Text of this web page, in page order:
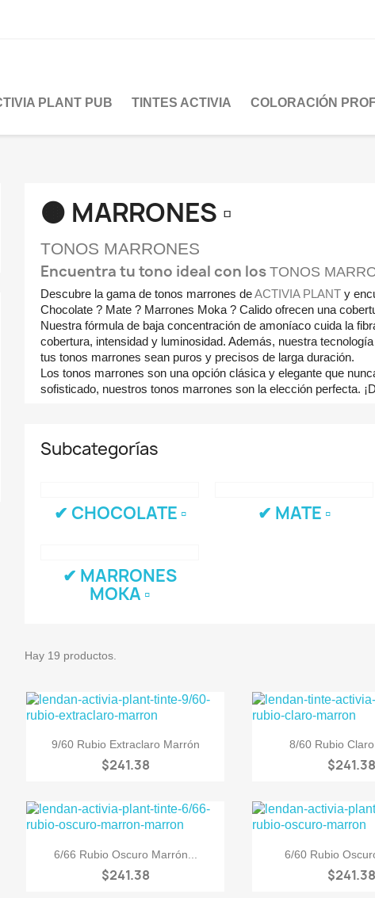
PLANT PUB TINTES ACTIVIA COLORACIÓN
🟤 MARRONES ▫
TONOS MARRONES
Encuentra tu tono ideal con los TONOS
Descubre la gama de tonos marrones deACTIVIA PLANT y
Chocolate ? Mate ? Marrones Moka ? Calido ofrecen una
Nuestra fórmula de baja concentración de amoníaco cuida la
cobertura, intensidad y luminosidad. Además, nuestra tecnología
tus tonos marrones sean puros y precisos de larga duración.
Los tonos marrones son una opción clásica y elegante que
sofisticado, nuestros tonos marrones son la elección perfecta.
Subcategorías
✔ CHOCOLATE ▫ ✔ MATE ▫
✔ MARRONES
MOKA ▫
Hay 19 productos.
 Vista rápida
9/60 Rubio Extraclaro Marrón
$241.38
 Vista
8/60 Rubio
$241.38
 Vista rápida
6/66 Rubio Oscuro Marrón...
$241.38
 Vista
6/60 Rubio
$241.38